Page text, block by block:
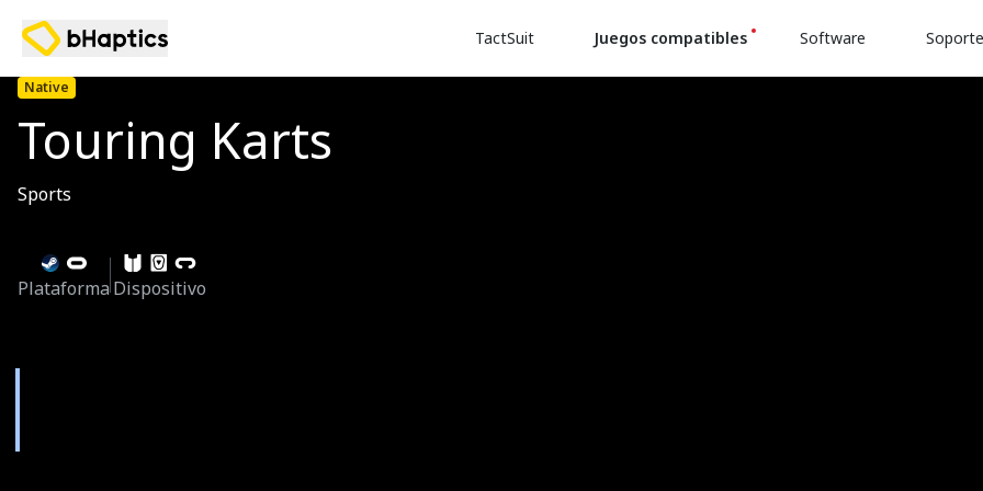
TactSuit Juegos compatibles Software Soporte
Native
Touring Karts
Sports
Plataforma Dispositivo